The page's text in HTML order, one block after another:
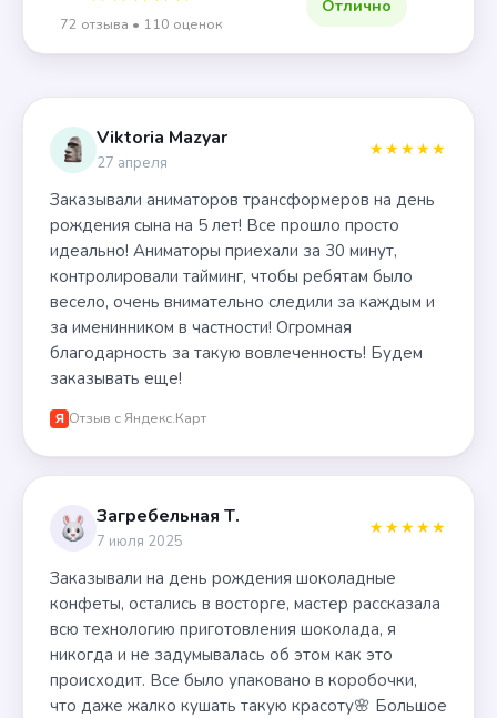
72 отзыва • 110 оценок
Отлично
Viktoria Mazyar
27 апреля
★★★★★
Заказывали аниматоров трансформеров на день
рождения сына на 5 лет! Все прошло просто
идеально! Аниматоры приехали за 30 минут,
контролировали тайминг, чтобы ребятам было
весело, очень внимательно следили за каждым и
за именинником в частности! Огромная
благодарность за такую вовлеченность! Будем
заказывать еще!
Я Отзыв с Яндекс.Карт
Загребельная Т.
7 июля 2025
★★★★★
Заказывали на день рождения шоколадные
конфеты, остались в восторге, мастер рассказала
всю технологию приготовления шоколада, я
никогда и не задумывалась об этом как это
происходит. Все было упаковано в коробочки,
что даже жалко кушать такую красоту🌸 Большое